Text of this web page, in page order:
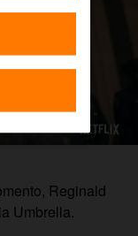
Reginald
Umbrella.